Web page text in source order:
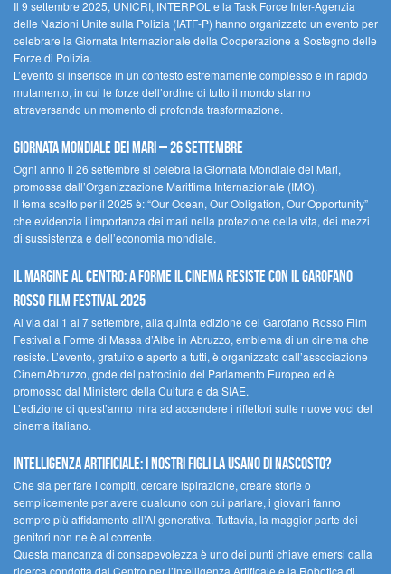
Il 9 settembre 2025, UNICRI, INTERPOL e la Task Force Inter-Agenzia
delle Nazioni Unite sulla Polizia (IATF-P) hanno organizzato un evento per
celebrare la Giornata Internazionale della Cooperazione a Sostegno delle
Forze di Polizia.
L’evento si inserisce in un contesto estremamente complesso e in rapido
mutamento, in cui le forze dell’ordine di tutto il mondo stanno
attraversando un momento di profonda trasformazione.
Giornata Mondiale dei Mari – 26 settembre
Ogni anno il 26 settembre si celebra la Giornata Mondiale dei Mari,
promossa dall’Organizzazione Marittima Internazionale (IMO).
Il tema scelto per il 2025 è: “Our Ocean, Our Obligation, Our Opportunity”
che evidenzia l’importanza dei mari nella protezione della vita, dei mezzi
di sussistenza e dell’economia mondiale.
Il margine al centro: a Forme il cinema resiste con il Garofano
Rosso Film Festival 2025
Al via dal 1 al 7 settembre, alla quinta edizione del Garofano Rosso Film
Festival a Forme di Massa d’Albe in Abruzzo, emblema di un cinema che
resiste. L’evento, gratuito e aperto a tutti, è organizzato dall’associazione
CinemAbruzzo, gode del patrocinio del Parlamento Europeo ed è
promosso dal Ministero della Cultura e da SIAE.
L’edizione di quest’anno mira ad accendere i riflettori sulle nuove voci del
cinema italiano.
Intelligenza artificiale: i nostri figli la usano di nascosto?
Che sia per fare i compiti, cercare ispirazione, creare storie o
semplicemente per avere qualcuno con cui parlare, i giovani fanno
sempre più affidamento all’AI generativa. Tuttavia, la maggior parte dei
genitori non ne è al corrente.
Questa mancanza di consapevolezza è uno dei punti chiave emersi dalla
ricerca condotta dal Centro per l’Intelligenza Artificale e la Robotica di